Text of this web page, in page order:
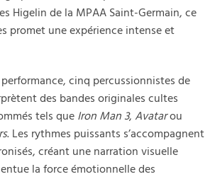
Higelin de la MPAA Saint-Germain, ce
promet une expérience intense et
cinq percussionnistes de
des bandes originales cultes
tels que Iron Man 3, Avatarou
. Les rythmes puissants s’accompagnent
créant une narration visuelle
la force émotionnelle des